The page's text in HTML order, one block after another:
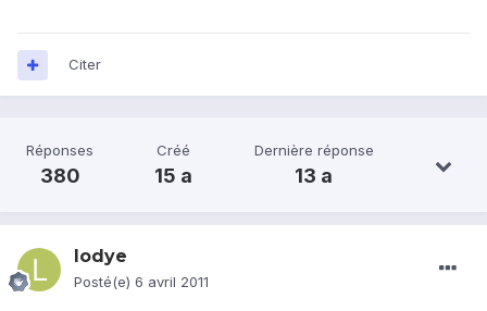
Citer
Réponses
380
Créé
15 a
Dernière réponse
13 a
lodye
Posté(e) 6 avril 2011